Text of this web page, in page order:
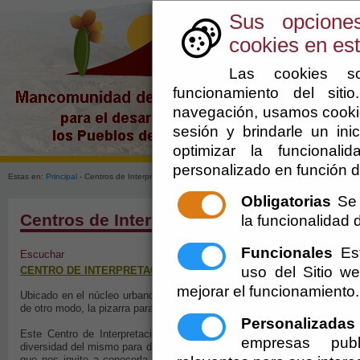
Sus
cookies en
Las cookies
funcionamiento del
navegación, usamos
sesión y brindarle un
optimizar la
personalizado en función
Obligatorias
la funcionalidad
Funcionales
uso del Sitio
mejorar el funcionamiento.
Personalizadas
empresas
Estas en: Principal - Centros de Interpretación
Centros de Interpretación
Escuchar
CENTRO DE INTERPRETACIÓN DE LA ARQUITECTURA
Ubicado en el núcleo urbano de Castro de Filabres, junto al
de otro modo, la pizarra para la realización de la fachada y la cubierta.
Este Centro de Interpretación y visitantes quiere presentar la
diversidad del mismo para detenerse en más detalle sobre la